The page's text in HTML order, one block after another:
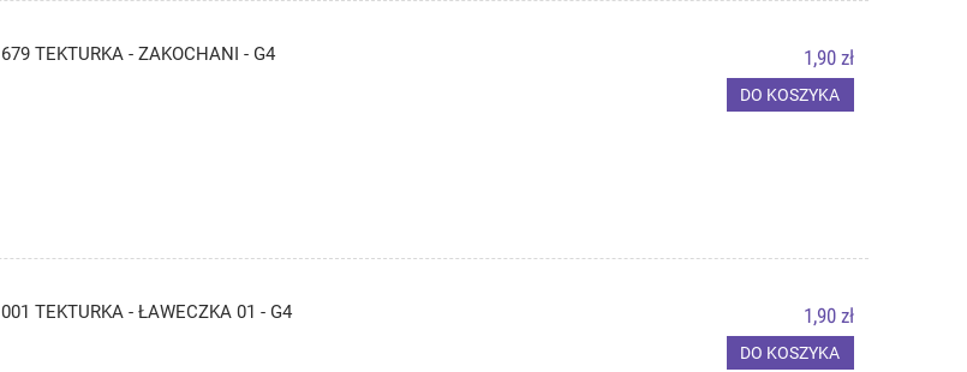
679 TEKTURKA - ZAKOCHANI - G4 1,90 zł
DO KOSZYKA
001 TEKTURKA - ŁAWECZKA 01 - G4 1,90 zł
DO KOSZYKA